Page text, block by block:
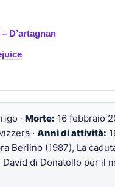
D’artagnan
· Morte: 16 febbraio
· Anni di attività:
Berlino (1987), La
David di Donatello per il